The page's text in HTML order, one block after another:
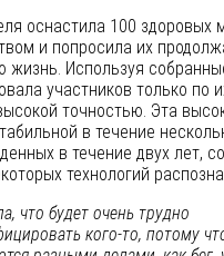
оснастила 100 здоровых
и попросила их
жизнь. Используя
участников только по
точностью. Эта
в течение
в течение двух лет,
технологий
что будет очень трудно
кого-то, потому